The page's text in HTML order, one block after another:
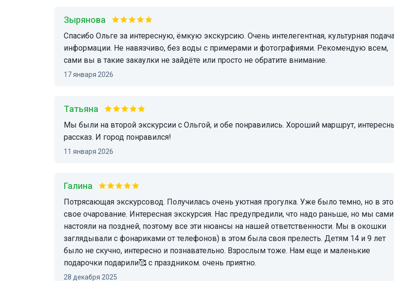
Зырянова
Спасибо Ольге за интересную, ёмкую экскурсию. Очень интелегентная, культурная подача
информации. Не навязчиво, без воды с примерами и фотографиями. Рекомендую всем,
сами вы в такие закаулки не зайдёте или просто не обратите внимание.
17 января 2026
Татьяна
Мы были на второй экскурсии с Ольгой, и обе понравились. Хороший маршрут, интересный
рассказ. И город понравился!
11 января 2026
Галина
Потрясающая экскурсовод. Получилась очень уютная прогулка. Уже было темно, но в этом
свое очарование. Интересная экскурсия. Нас предупредили, что надо раньше, но мы сами
настояли на поздней, поэтому все эти нюансы на нашей ответственности. Мы в окошки
заглядывали с фонариками от телефонов) в этом была своя прелесть. Детям 14 и 9 лет
было не скучно, интересно и познавательно. Взрослым тоже. Нам еще и маленькие
подарочки подарили🥰 с праздником. очень приятно.
28 декабря 2025